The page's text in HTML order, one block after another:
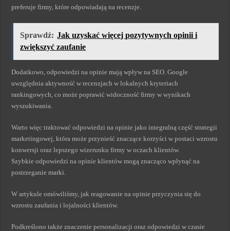
preferuje firmy, które odpowiadają na recenzje.
Sprawdź: Jak uzyskać więcej pozytywnych opinii i
zwiększyć zaufanie
Dodatkowo, odpowiedzi na opinie mają wpływ na SEO. Google
uwzględnia aktywność w recenzjach w lokalnych kryteriach
rankingowych, co może poprawić widoczność firmy w wynikach
wyszukiwania.
Warto więc traktować odpowiedzi na opinie jako integralną część strategii
marketingowej, która może przynieść znaczące korzyści w postaci wzrostu
konwersji oraz lepszego wizerunku firmy w oczach klientów.
Szybkie odpowiedzi na opinie klientów mogą znacząco wpłynąć na
postrzeganie marki.
W artykule omówiliśmy, jak reagowanie na opinie przyczynia się do
wzrostu zaufania i lojalności klientów.
Podkreślono także znaczenie personalizacji oraz odpowiedzi w czasie